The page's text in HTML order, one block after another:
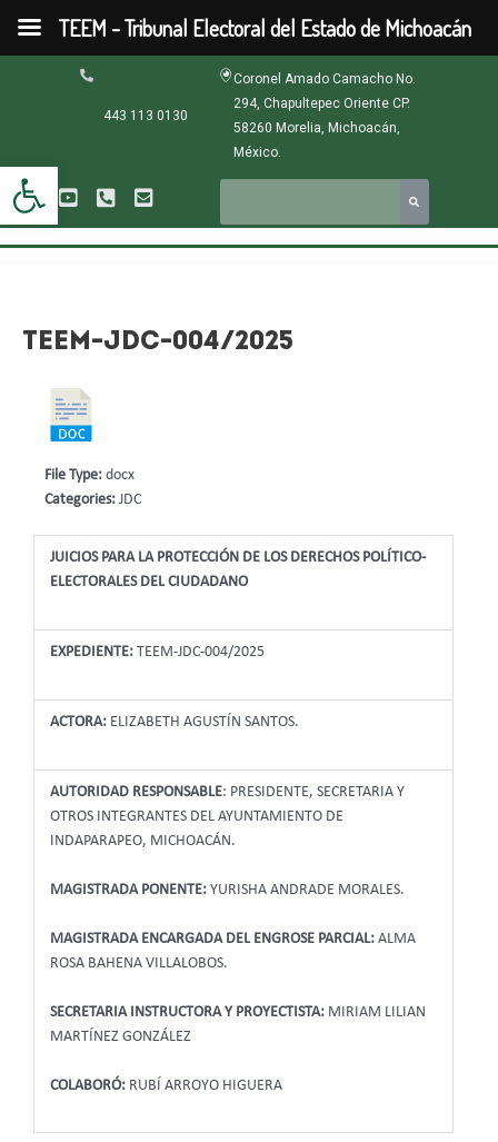
Abrir barra de herramientas
contenido
443 113 0130
Coronel Amado Camacho No.
294, Chapultepec Oriente CP.
58260 Morelia, Michoacán,
México.
TEEM-JDC-004/2025
JUICIOS PARA LA PROTECCIÓN DE LOS DERECHOS POLÍTICO-
ELECTORALES DEL CIUDADANO
EXPEDIENTE:TEEM-JDC-004/2025
ACTORA:ELIZABETH AGUSTÍN SANTOS.
AUTORIDAD RESPONSABLE: PRESIDENTE, SECRETARIA Y
OTROS INTEGRANTES DEL AYUNTAMIENTO DE
INDAPARAPEO, MICHOACÁN.
MAGISTRADA PONENTE:YURISHA ANDRADE MORALES.
MAGISTRADA ENCARGADA DEL ENGROSE PARCIAL:ALMA
ROSA BAHENA VILLALOBOS.
SECRETARIA INSTRUCTORA Y PROYECTISTA:MIRIAM LILIAN
MARTÍNEZ GONZÁLEZ
COLABORÓ: RUBÍ ARROYO HIGUERA
File Type: docx
Categories: JDC
TEEM - Tribunal Electoral del Estado de Michoacán